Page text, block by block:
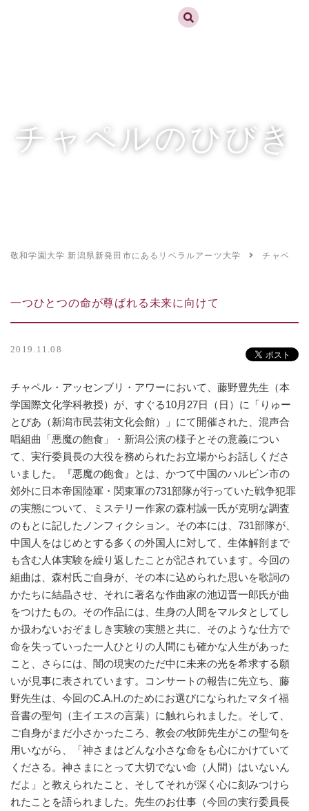
チャペルのひびき
敬和学園大学 新潟県新発田市にあるリベラルアーツ大学 チャペル
一つひとつの命が尊ばれる未来に向けて
2019.11.08
チャペル・アッセンブリ・アワーにおいて、藤野豊先生（本
学国際文化学科教授）が、すぐる10月27日（日）に「りゅー
とぴあ（新潟市民芸術文化会館）」にて開催された、混声合
唱組曲「悪魔の飽食」・新潟公演の様子とその意義につい
て、実行委員長の大役を務められたお立場からお話しくださ
いました。『悪魔の飽食』とは、かつて中国のハルビン市の
郊外に日本帝国陸軍・関東軍の731部隊が行っていた戦争犯罪
の実態について、ミステリー作家の森村誠一氏が克明な調査
のもとに記したノンフィクション。その本には、731部隊が、
中国人をはじめとする多くの外国人に対して、生体解剖まで
も含む人体実験を繰り返したことが記されています。今回の
組曲は、森村氏ご自身が、その本に込められた思いを歌詞の
かたちに結晶させ、それに著名な作曲家の池辺晋一郎氏が曲
をつけたもの。その作品には、生身の人間をマルタとしてし
か扱わないおぞましき実験の実態と共に、そのような仕方で
命を失っていった一人ひとりの人間にも確かな人生があった
こと、さらには、闇の現実のただ中に未来の光を希求する願
いが見事に表されています。コンサートの報告に先立ち、藤
野先生は、今回のC.A.H.のためにお選びになられたマタイ福
音書の聖句（主イエスの言葉）に触れられました。そして、
ご自身がまだ小さかったころ、教会の牧師先生がこの聖句を
用いながら、「神さまはどんな小さな命をも心にかけていて
くださる。神さまにとって大切でない命（人間）はいないん
だよ」と教えられたこと、そしてそれが深く心に刻みつけら
れたことを語られました。先生のお仕事（今回の実行委員長